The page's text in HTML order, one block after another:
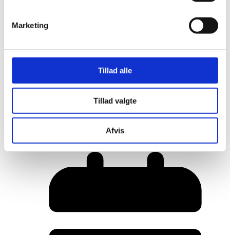
Marketing
Tillad alle
Tillad valgte
Afvis
Her er alle vinderne fra årets Danish
Rainbow Awards